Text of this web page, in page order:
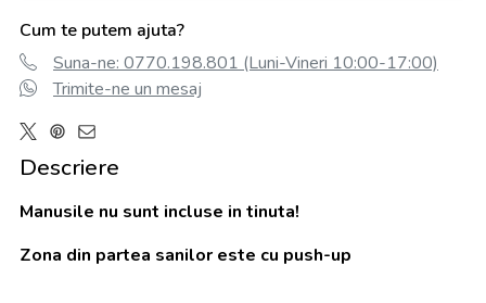
Cum te putem ajuta?
Suna-ne: 0770.198.801 (Luni-Vineri 10:00-17:00)
Trimite-ne un mesaj
Descriere
Manusile nu sunt incluse in tinuta!
Zona din partea sanilor este cu push-up